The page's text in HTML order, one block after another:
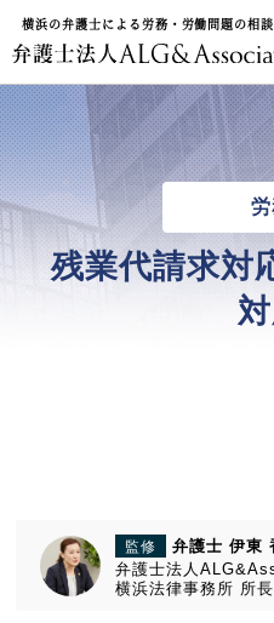
横浜の弁護士による労務・労働問題の相談
残業代請求対
監修
弁護士 伊東
弁護士法人
横浜法律事務所 所長